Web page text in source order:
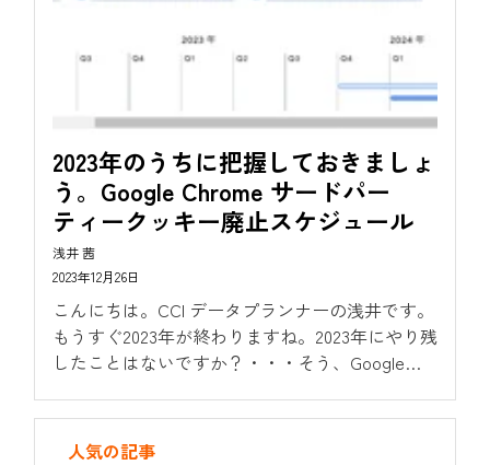
2023年のうちに把握しておきましょ
う。Google Chrome サードパー
ティークッキー廃止スケジュール
浅井 茜
2023年12月26日
こんにちは。CCI データプランナーの浅井です。
もうすぐ2023年が終わりますね。2023年にやり残
したことはないですか？・・・そう、Google
ジュールの確認です。年の瀬、慌ただしい日々だ
と思いますので、早速本題へ入りましょう。
人気の記事